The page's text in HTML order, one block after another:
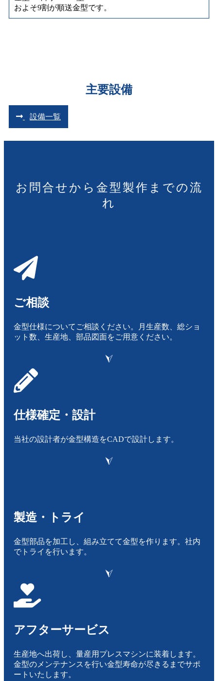
およそ9割が順送金型です。
主要設備
設備一覧
お問合せから金型製作までの流
れ
ご相談
金型仕様についてご相談ください。月生産数、総ショ
ット数、生産地、部品図面をご用意ください。
仕様確定・設計
当社の設計者が金型構造をCADで設計します。
製造・トライ
金型部品を加工し、組み立てて金型を作ります。社内
でトライを行います。
アフターサービス
生産地へ出荷し、量産用プレスマシンに装着します。
金型のメンテナンスを行い金型寿命が尽きるまでサポ
ートいたします。